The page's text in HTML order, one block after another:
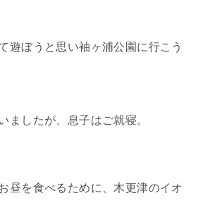
遊ぼうと思い袖ヶ浦公園に行こう
ましたが、息子はご就寝。
昼を食べるために、木更津のイオ